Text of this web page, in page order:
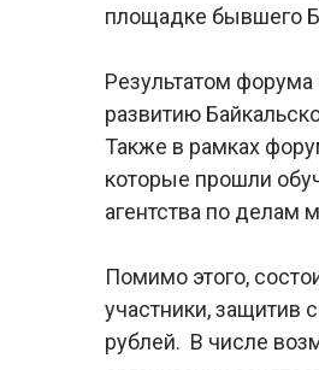
площадке бывшего
Результатом
развитию
Также в рамках
которые прошли
агентства по
Помимо этого,
участники, защитив
рублей. В числе